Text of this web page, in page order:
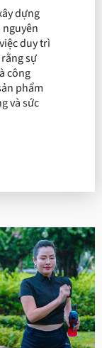
dựng
duy trì
sự
công
phẩm
và sức